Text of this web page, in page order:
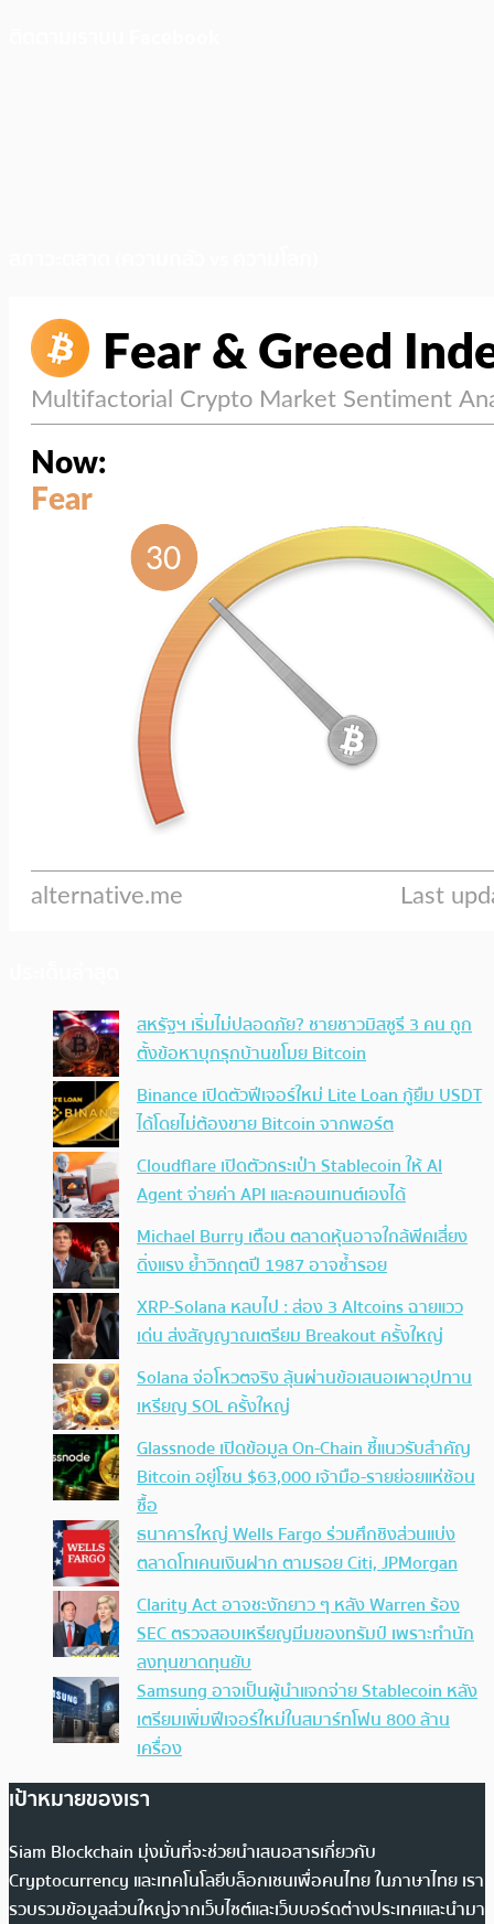
สหรัฐฯ เริ่มไม่ปลอดภัย? ชายชาวมิสซูรี 3 คน ถูก
ตั้งข้อหาบุกรุกบ้านขโมย Bitcoin
Binance เปิดตัวฟีเจอร์ใหม่ Lite Loan กู้ยืม USDT
ได้โดยไม่ต้องขาย Bitcoin จากพอร์ต
Cloudflare เปิดตัวกระเป๋า Stablecoin ให้ AI
Agent จ่ายค่า API และคอนเทนต์เองได้
Michael Burry เตือน ตลาดหุ้นอาจใกล้พีคเสี่ยง
ดิ่งแรง ย้ำวิกฤตปี 1987 อาจซ้ำรอย
XRP-Solana หลบไป : ส่อง 3 Altcoins ฉายแวว
เด่น ส่งสัญญาณเตรียม Breakout ครั้งใหญ่
Solana จ่อโหวตจริง ลุ้นผ่านข้อเสนอเผาอุปทาน
เหรียญ SOL ครั้งใหญ่
Glassnode เปิดข้อมูล On-Chain ชี้แนวรับสำคัญ
Bitcoin อยู่โซน $63,000 เจ้ามือ-รายย่อยแห่ช้อน
ซื้อ
ธนาคารใหญ่ Wells Fargo ร่วมศึกชิงส่วนแบ่ง
ตลาดโทเคนเงินฝาก ตามรอย Citi, JPMorgan
Clarity Act อาจชะงักยาว ๆ หลัง Warren ร้อง
SEC ตรวจสอบเหรียญมีมของทรัมป์ เพราะทำนัก
ลงทุนขาดทุนยับ
Samsung อาจเป็นผู้นำแจกจ่าย Stablecoin หลัง
เตรียมเพิ่มฟีเจอร์ใหม่ในสมาร์ทโฟน 800 ล้าน
เครื่อง
เป้าหมายของเรา
Siam Blockchain มุ่งมั่นที่จะช่วยนำเสนอสารเกี่ยวกับ
Cryptocurrency และเทคโนโลยีบล็อกเชนเพื่อคนไทย ในภาษาไทย เรา
รวบรวมข้อมูลส่วนใหญ่จากเว็บไซต์และเว็บบอร์ดต่างประเทศและนำมา